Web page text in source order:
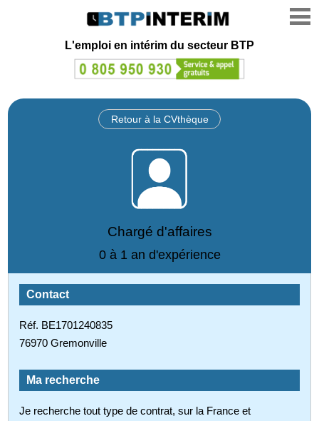
L'emploi en intérim du secteur BTP
Retour à la CVthèque
Chargé d'affaires
0 à 1 an d'expérience
Contact
Réf. BE1701240835
76970 Gremonville
Ma recherche
Je recherche tout type de contrat, sur la France et